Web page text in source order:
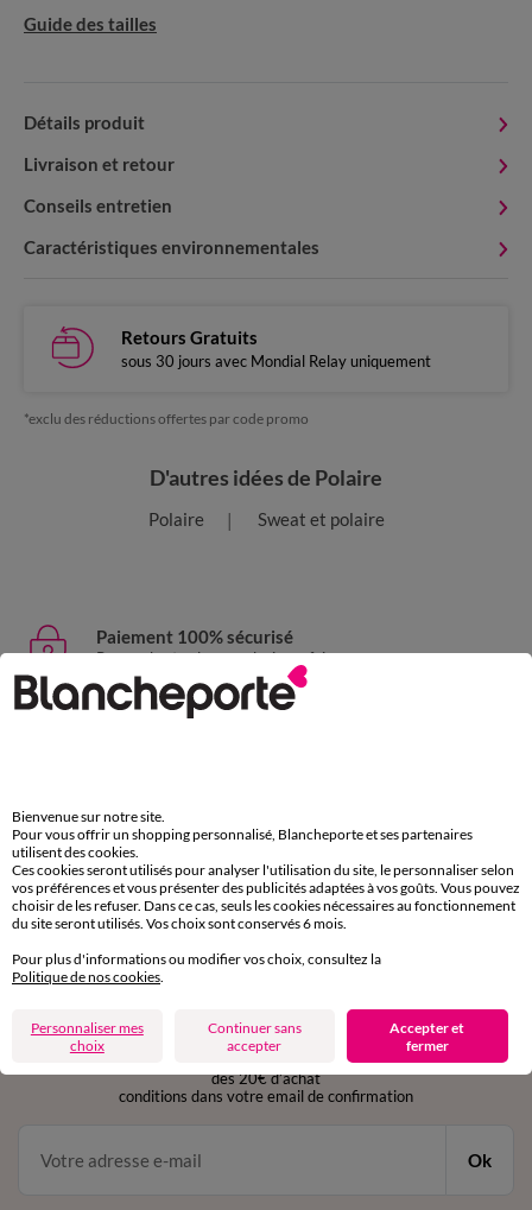
Guide des tailles
Détails produit
Livraison et retour
Conseils entretien
Caractéristiques environnementales
Retours Gratuits
sous 30 jours avec Mondial Relay uniquement
*exclu des réductions offertes par code promo
D'autres idées de Polaire
Polaire Sweat et polaire
Paiement 100% sécurisé
Payez plus tard ou en plusieurs fois
Livraison express
sous 30 jours avec Mondial Relay uniquement
Service clients
par chat et par téléphone
de 8h00 à 20h00 du lundi au samedi
en vous inscrivant à la newsletter
dès 20€ d’achat
conditions dans votre email de confirmation
Ok
Bienvenue sur notre site.
Pour vous offrir un shopping personnalisé, Blancheporte et ses partenaires
utilisent des cookies.
Ces cookies seront utilisés pour analyser l'utilisation du site, le personnaliser selon
vos préférences et vous présenter des publicités adaptées à vos goûts. Vous pouvez
choisir de les refuser. Dans ce cas, seuls les cookies nécessaires au fonctionnement
du site seront utilisés. Vos choix sont conservés 6 mois.
Pour plus d'informations ou modifier vos choix, consultez la
Politique de nos cookies.
Personnaliser mes
choix
Continuer sans
accepter
Accepter et
fermer